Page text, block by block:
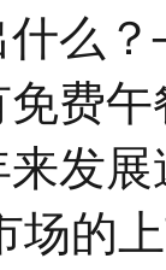
什么
费午
发
场的